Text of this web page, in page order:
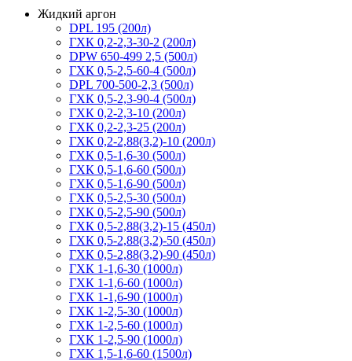
Жидкий аргон
DPL 195 (200л)
ГХК 0,2-2,3-30-2 (200л)
DPW 650-499 2,5 (500л)
ГХК 0,5-2,5-60-4 (500л)
DPL 700-500-2,3 (500л)
ГХК 0,5-2,3-90-4 (500л)
ГХК 0,2-2,3-10 (200л)
ГХК 0,2-2,3-25 (200л)
ГХК 0,2-2,88(3,2)-10 (200л)
ГХК 0,5-1,6-30 (500л)
ГХК 0,5-1,6-60 (500л)
ГХК 0,5-1,6-90 (500л)
ГХК 0,5-2,5-30 (500л)
ГХК 0,5-2,5-90 (500л)
ГХК 0,5-2,88(3,2)-15 (450л)
ГХК 0,5-2,88(3,2)-50 (450л)
ГХК 0,5-2,88(3,2)-90 (450л)
ГХК 1-1,6-30 (1000л)
ГХК 1-1,6-60 (1000л)
ГХК 1-1,6-90 (1000л)
ГХК 1-2,5-30 (1000л)
ГХК 1-2,5-60 (1000л)
ГХК 1-2,5-90 (1000л)
ГХК 1,5-1,6-60 (1500л)